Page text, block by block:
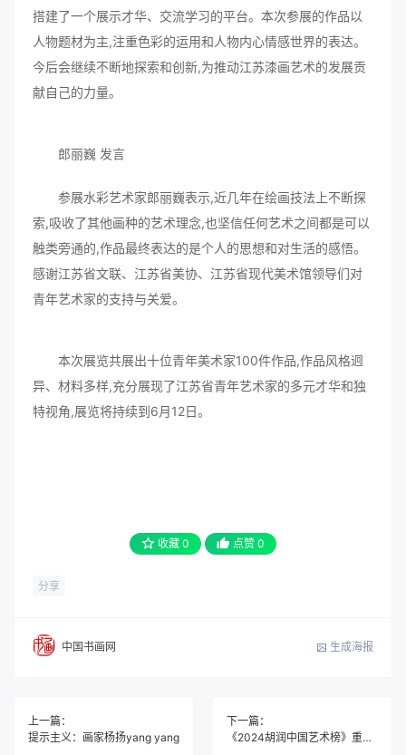
搭建了一个展示才华、交流学习的平台。本次参展的作品以
人物题材为主,注重色彩的运用和人物内心情感世界的表达。
今后会继续不断地探索和创新,为推动江苏漆画艺术的发展贡
献自己的力量。
郎丽巍 发言
参展水彩艺术家郎丽巍表示,近几年在绘画技法上不断探
索,吸收了其他画种的艺术理念,也坚信任何艺术之间都是可以
触类旁通的,作品最终表达的是个人的思想和对生活的感悟。
感谢江苏省文联、江苏省美协、江苏省现代美术馆领导们对
青年艺术家的支持与关爱。
本次展览共展出十位青年美术家100件作品,作品风格迥
异、材料多样,充分展现了江苏省青年艺术家的多元才华和独
特视角,展览将持续到6月12日。
收藏 0 点赞 0
分享
中国书画网 生成海报
上一篇：
提示主义：画家杨扬yang yang
下一篇：
《2024胡润中国艺术榜》重磅发布,青年艺术家李净弘首次上榜